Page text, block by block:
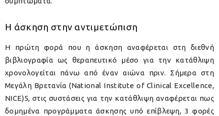
Η άσκηση στην αντιμετώπιση
Η πρώτη φορά που η άσκηση αναφέρεται στη διεθνή
βιβλιογραφία ως θεραπευτικό μέσο για την κατάθλιψη
χρονολογείται πάνω από έναν αιώνα πριν. Σήμερα στη
Μεγάλη Βρετανία (National Institute of Clinical Excellence,
NICE)5, στις συστάσεις για την κατάθλιψη αναφέρεται πως
δομημένα προγράμματα άσκησης υπό επίβλεψη, 3 φορές